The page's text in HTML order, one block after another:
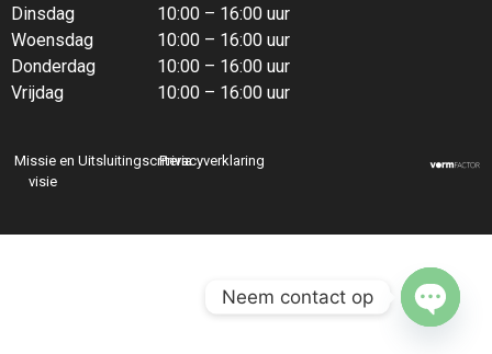
Dinsdag
Woensdag
Donderdag
Vrijdag
10:00 – 16:00 uur
10:00 – 16:00 uur
10:00 – 16:00 uur
10:00 – 16:00 uur
Missie en
visie
UitsluitingscriteriaPrivacyverklaring
Neem contact op